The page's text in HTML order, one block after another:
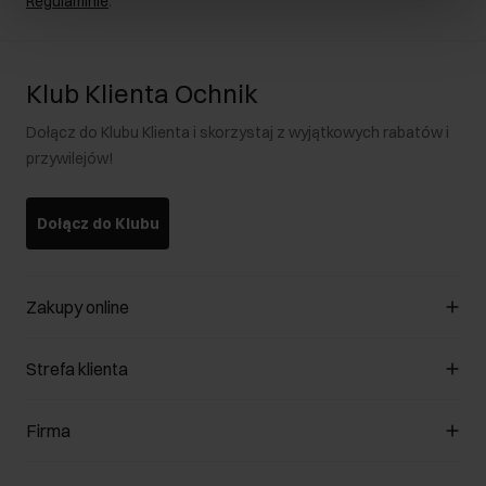
Klub Klienta Ochnik
Dołącz do Klubu Klienta i skorzystaj z wyjątkowych rabatów i
przywilejów!
Dołącz do Klubu
Zakupy online
Zarządzaj cookies
Formy płatności
Strefa klienta
Klub Klienta
Firma